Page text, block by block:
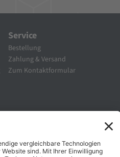
Service
Bestellung
Zahlung & Versand
Zum Kontaktformular